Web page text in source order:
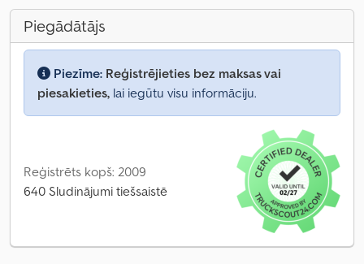
Piegādātājs
Piezīme: Reģistrējieties bez maksas vai
piesakieties, lai iegūtu visu informāciju.
Reģistrēts kopš: 2009
640 Sludinājumi tiešsaistē